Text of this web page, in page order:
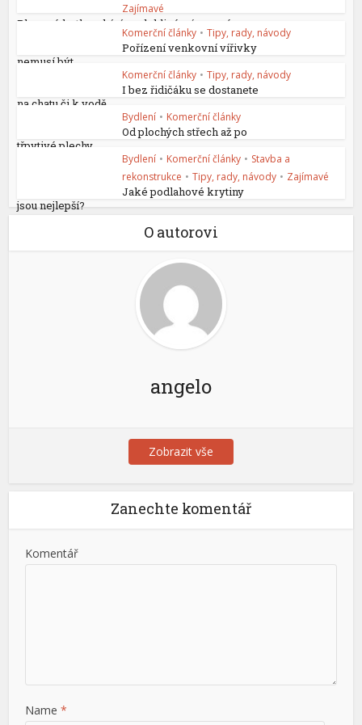
Zajímavé
Plynové kotle nabízí spolehlivé a úsporné...
Komerční články • Tipy, rady, návody
Pořízení venkovní vířivky
nemusí být...
Komerční články • Tipy, rady, návody
I bez řidičáku se dostanete
na chatu či k vodě
Bydlení • Komerční články
Od plochých střech až po
třpytivé plechy
Bydlení • Komerční články • Stavba a
rekonstrukce • Tipy, rady, návody • Zajímavé
Jaké podlahové krytiny
jsou nejlepší?
O autorovi
angelo
Zobrazit vše
Zanechte komentář
Komentář
Name *